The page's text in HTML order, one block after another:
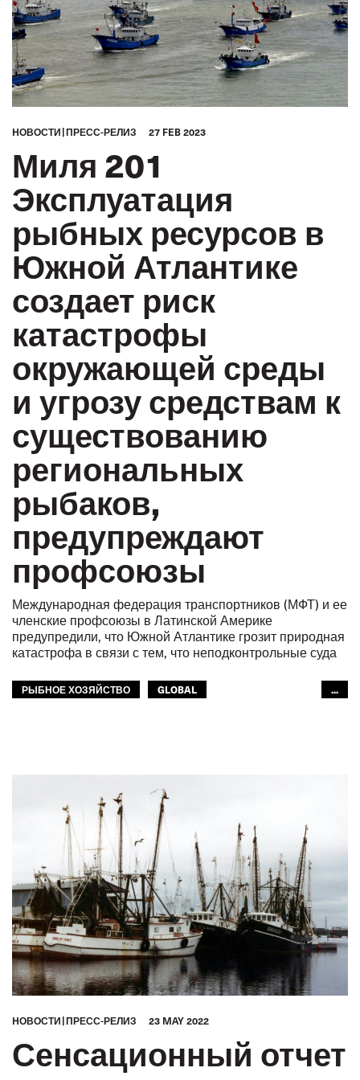
HОВОСТИ ПРЕСС-РЕЛИЗ 27 FEB 2023
Миля 201
Эксплуатация
рыбных ресурсов в
Южной Атлантике
создает риск
катастрофы
окружающей среды
и угрозу средствам к
существованию
региональных
рыбаков,
предупреждают
профсоюзы
Международная федерация транспортников (МФТ) и ее
членские профсоюзы в Латинской Америке
предупредили, что Южной Атлантике грозит природная
катастрофа в связи с тем, что неподконтрольные суда
РЫБНОЕ ХОЗЯЙСТВО
GLOBAL
...
HОВОСТИ ПРЕСС-РЕЛИЗ 23 MAY 2022
Сенсационный отчет